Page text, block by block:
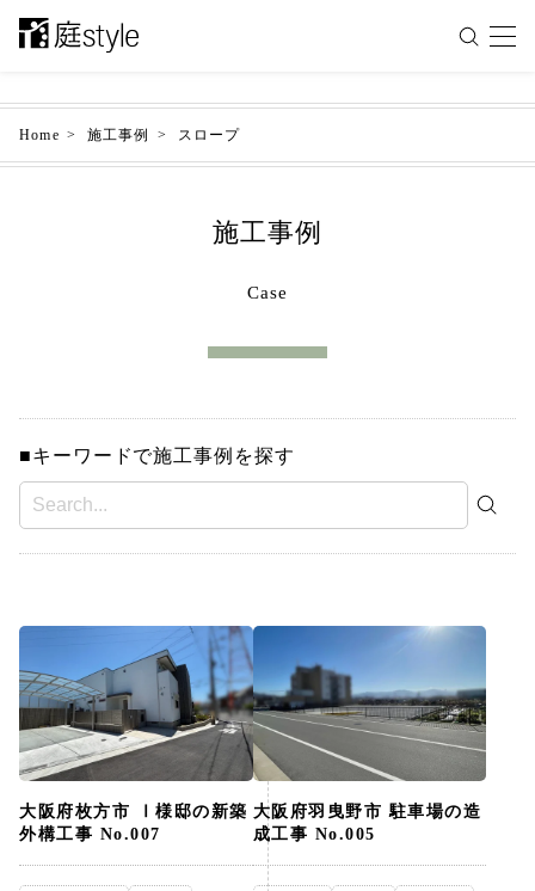
Home 施工事例 スロープ
施工事例
Case
■キーワードで施工事例を探す
大阪府枚方市 Ⅰ様邸の新築
外構工事 No.007
大阪府羽曳野市 駐車場の造
成工事 No.005